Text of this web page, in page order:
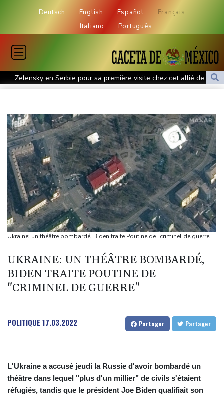
Deutsch English Español
Français
Italiano
Português
Zelensky en Serbie pour sa première visite chez cet allié de
Moscou
dérèglement climatique
En Hongrie, l'attente et le doute dans l'audiovisuel public après
un mois sans JT
Début des vendanges en Bourgogne, un nouveau record de
précocité
Plages désertes et "odeur insupportable": le Mexique lutte
contre les sargasses
Pour les Afro-Américains de Memphis, voter pour exister dans un
Etat à la carte électorale redessinée
y croit
Lise Klaveness, l'anti-Infantino canal historique
Indemnité carburant pour "grands rouleurs": la date limite de
"Je ne voulais pas me voir dans les miroirs": l'impact
psychologique de la reconstruction mammaire
Ukraine: un théâtre bombardé, Biden traite Poutine de "criminel de guerre"
UKRAINE: UN THÉÂTRE BOMBARDÉ,
BIDEN TRAITE POUTINE DE
"CRIMINEL DE GUERRE"
POLITIQUE17.03.2022 Partager Partager
L'Ukraine a accusé jeudi la Russie d'avoir bombardé un
théâtre dans lequel "plus d'un millier" de civils s'étaient
réfugiés, tandis que le président Joe Biden qualifiait son